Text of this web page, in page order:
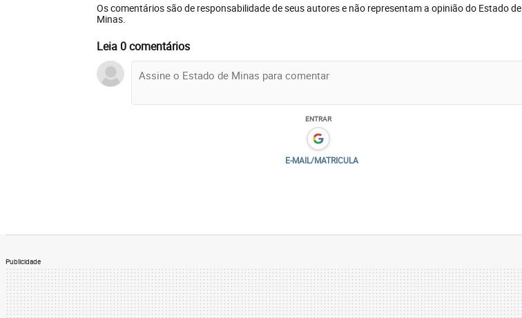
Os comentários são de responsabilidade de seus autores e não representam a opinião do Estado de
Minas.
Leia 0 comentários
ENTRAR
E-MAIL/MATRICULA
Publicidade